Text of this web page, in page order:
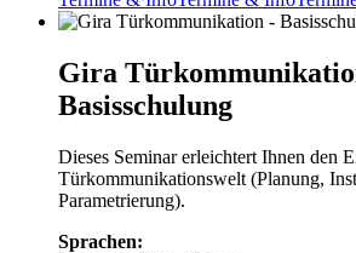
Gira
Basisschulung
Dieses Seminar erleichtert Ihnen den
Türkommunikationswelt (Planung,
Parametrierung).
Sprachen: